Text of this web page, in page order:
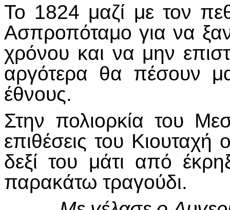
Το 1824 μαζί με τον
Ασπροπόταμο για να
χρόνου και να μην
αργότερα θα πέσουν
έθνους.
Στην πολιορκία του
επιθέσεις του
δεξί του μάτι από
παρακάτω τραγούδι.